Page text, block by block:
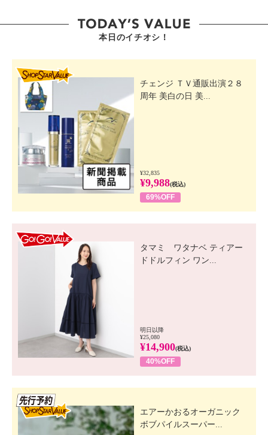
本日のイチオシ！
チェンジ ＴＶ通販出演２８
周年 美白の日 美...
¥32,835
¥9,988(税込)
69%OFF
タマミ ワタナベ ティアー
ドドルフィン ワン...
明日以降
¥25,080
¥14,900(税込)
40%OFF
エアーかおるオーガニック
ボブパイルスーパー...